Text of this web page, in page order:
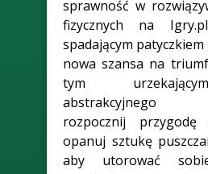
sprawność w
fizycznych na
spadającym
nowa szansa na
tym
abstrakcyjnego
rozpocznij
opanuj sztukę
aby utorować